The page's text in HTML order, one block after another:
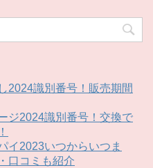
2024識別番号！販売期間
ジ2024識別番号！交換で
イ2023いつからいつま
口コミも紹介